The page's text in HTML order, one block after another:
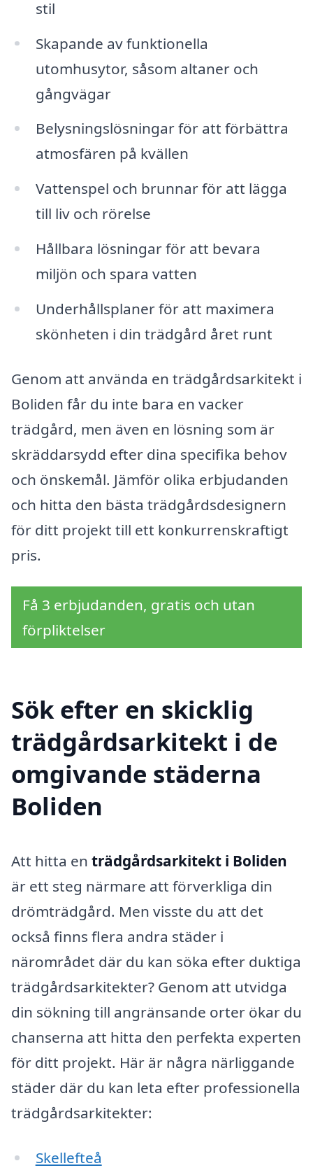
stil
Skapande av funktionella
utomhusytor, såsom altaner och
gångvägar
Belysningslösningar för att förbättra
atmosfären på kvällen
Vattenspel och brunnar för att lägga
till liv och rörelse
Hållbara lösningar för att bevara
miljön och spara vatten
Underhållsplaner för att maximera
skönheten i din trädgård året runt
Genom att använda en trädgårdsarkitekt i
Boliden får du inte bara en vacker
trädgård, men även en lösning som är
skräddarsydd efter dina specifika behov
och önskemål. Jämför olika erbjudanden
och hitta den bästa trädgårdsdesignern
för ditt projekt till ett konkurrenskraftigt
pris.
Få 3 erbjudanden, gratis och utan
förpliktelser
Sök efter en skicklig
trädgårdsarkitekt i de
omgivande städerna
Boliden
Att hitta en trädgårdsarkitekt i Boliden
är ett steg närmare att förverkliga din
drömträdgård. Men visste du att det
också finns flera andra städer i
närområdet där du kan söka efter duktiga
trädgårdsarkitekter? Genom att utvidga
din sökning till angränsande orter ökar du
chanserna att hitta den perfekta experten
för ditt projekt. Här är några närliggande
städer där du kan leta efter professionella
trädgårdsarkitekter:
Skellefteå